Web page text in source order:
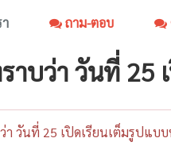
ถาม-ตอบ
าบว่า วันที่ 25
า วันที่ 25 เปิดเรียนเต็มรูปแบ